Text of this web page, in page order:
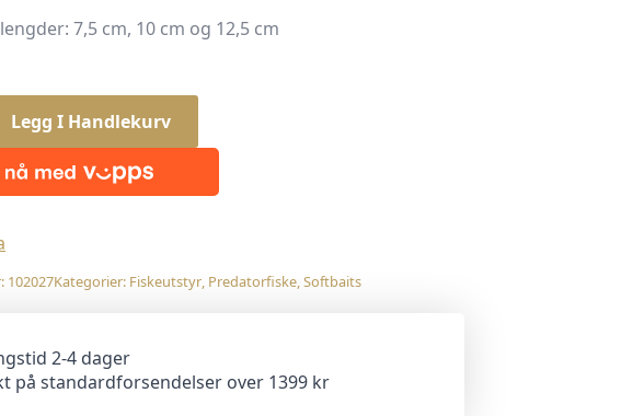
7,5 cm, 10 cm og 12,5 cm
Legg I Handlekurv
102027Kategorier: Fiskeutstyr, Predatorfiske,Softbaits
2-4 dager
på standardforsendelser over 1399 kr